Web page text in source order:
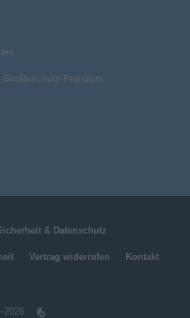
Premium
& Datenschutz
Vertrag widerrufen Kontakt